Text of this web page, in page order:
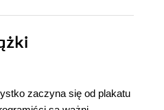
zaczyna się od plakatu